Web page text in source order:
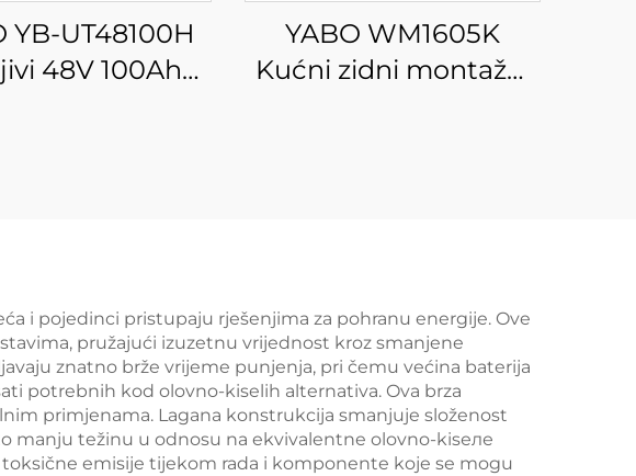
YB-UT48100H
48V 100Ah
YABO WM1605K
Kućni zidni montažni
i pojedinci pristupaju rješenjima za pohranu energije. Ove
pružajući izuzetnu vrijednost kroz smanjene
znatno brže vrijeme punjenja, pri čemu većina baterija
potrebnih kod olovno-kiselih alternativa. Ova brza
primjenama. Lagana konstrukcija smanjuje složenost
manju težinu u odnosu na ekvivalentne olovno-kisеле
emisije tijekom rada i komponente koje se mogu